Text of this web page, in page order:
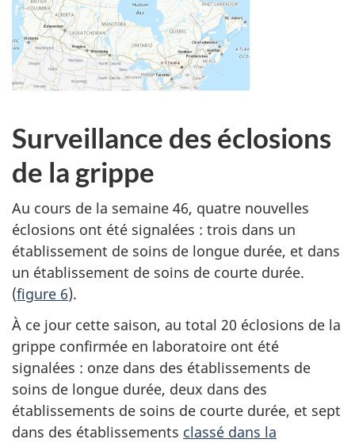
Surveillance des éclosions
de la grippe
Au cours de la semaine 46, quatre nouvelles
éclosions ont été signalées : trois dans un
établissement de soins de longue durée, et dans
un établissement de soins de courte durée.
(figure 6).
À ce jour cette saison, au total 20 éclosions de la
grippe confirmée en laboratoire ont été
signalées : onze dans des établissements de
soins de longue durée, deux dans des
établissements de soins de courte durée, et sept
dans des établissements classé dans la